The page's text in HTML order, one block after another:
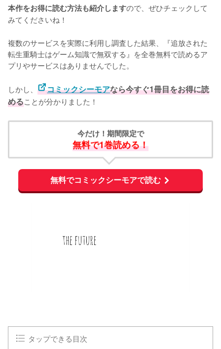
本作をお得に読む方法も紹介しますので、ぜひチェックして
みてくださいね！
複数のサービスを実際に利用し調査した結果、『追放された
転生重騎士はゲーム知識で無双する』を全巻無料で読めるア
プリやサービスはありませんでした。
しかし、 コミックシーモアなら今すぐ1冊目をお得に読
めることが分かりました！
今だけ！期間限定で
無料で1巻読める！
無料でコミックシーモアで読む
タップできる目次